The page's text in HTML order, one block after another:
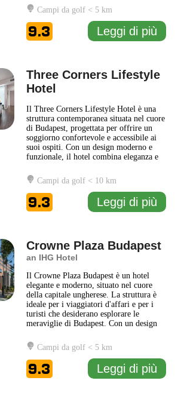
gusto e dotate di comfort contemporanei,
garantendo un soggiorno piacevole e
rilassante. Gli ospiti possono approfittare
di una serie
... Leggi di più
Campi da golf < 5 km
9.3 Leggi di più
Three Corners Lifestyle
Hotel
Il Three Corners Lifestyle Hotel è una
struttura contemporanea situata nel cuore
di Budapest, progettata per offrire un
soggiorno confortevole e accessibile ai
suoi ospiti. Con un design moderno e
funzionale, il hotel combina eleganza e
accogliente per tutti i visitatori. Le
camere sono arredate con gusto, dotate
di tutti i comfort necessari per garantire
un soggiorno
... Leggi di più
Campi da golf < 10 km
9.3 Leggi di più
Crowne Plaza Budapest
an IHG Hotel
Il Crowne Plaza Budapest è un hotel
elegante e moderno, situato nel cuore
della capitale ungherese. La struttura è
ideale per i viaggiatori d'affari e per i
turisti che desiderano esplorare le
meraviglie di Budapest. Con un design
Plaza Budapest offre un'atmosfera
accogliente, combinando comfort e
praticità. Gli ospiti possono godere di
una vasta gamma di servizi,... Leggi di
più
Campi da golf < 5 km
9.3 Leggi di più